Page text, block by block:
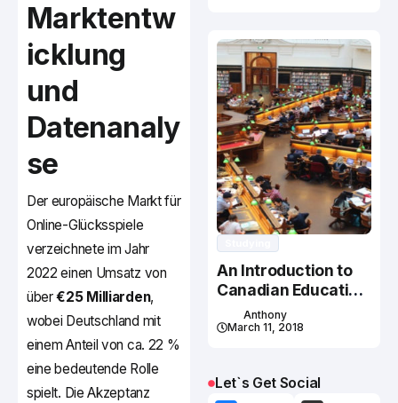
Marktentw
icklung
und
Datenanaly
se
Der europäische Markt für
Online-Glücksspiele
verzeichnete im Jahr
2022 einen Umsatz von
über€25 Milliarden,
wobei Deutschland mit
einem Anteil von ca. 22 %
eine bedeutende Rolle
spielt. Die Akzeptanz
An Introduction to
Canadian Education
System
Anthony
March 11, 2018
Let`s Get Social